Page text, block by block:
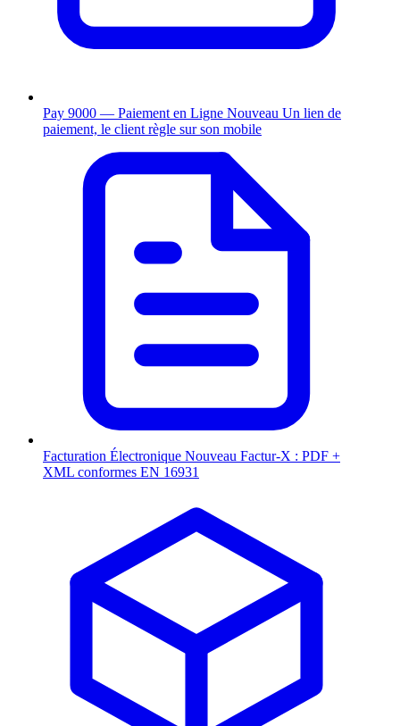
Pay 9000 — Paiement en Ligne Nouveau Un lien de
paiement, le client règle sur son mobile
Facturation Électronique Nouveau Factur-X : PDF +
XML conformes EN 16931